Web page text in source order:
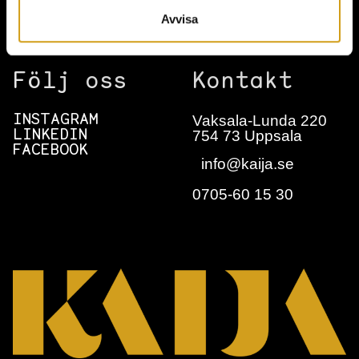
Avvisa
Följ oss
INSTAGRAM
LINKEDIN
FACEBOOK
Kontakt
Vaksala-Lunda 220
754 73 Uppsala
info@kaija.se
0705-60 15 30